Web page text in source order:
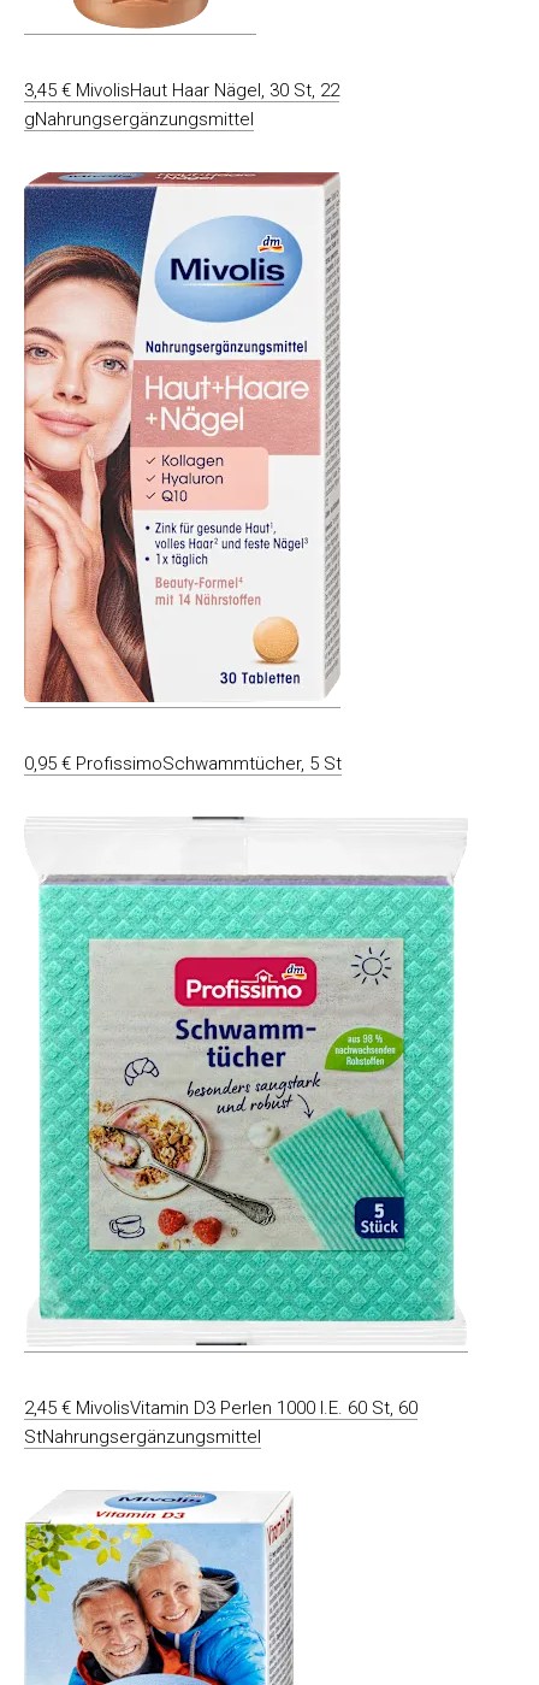
3,45 € MivolisHaut Haar Nägel, 30 St, 22
gNahrungsergänzungsmittel
0,95 € ProfissimoSchwammtücher, 5 St
2,45 € MivolisVitamin D3 Perlen 1000 I.E. 60 St, 60
StNahrungsergänzungsmittel